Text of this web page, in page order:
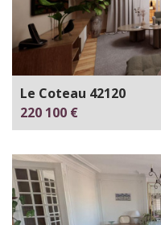
Le Coteau 42120
220 100 €